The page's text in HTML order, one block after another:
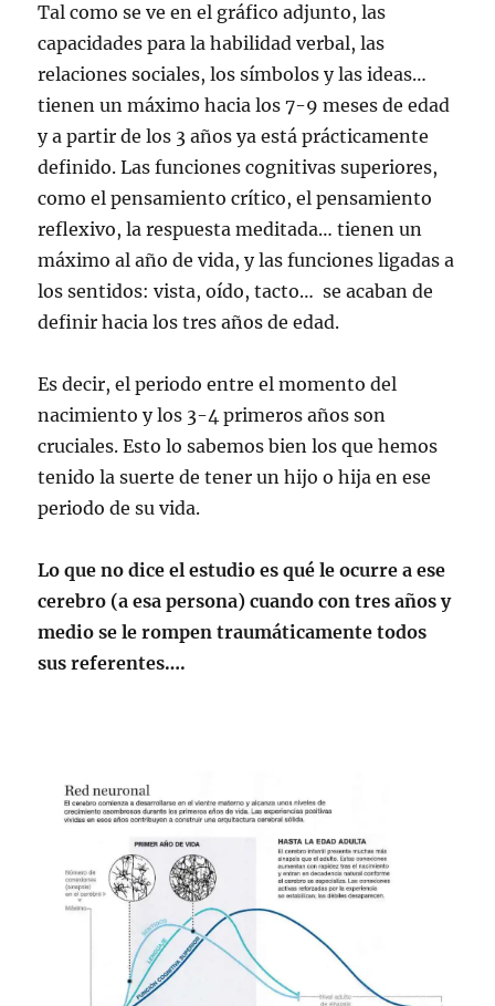
Tal como se ve en el gráfico adjunto, las
capacidades para la habilidad verbal, las
relaciones sociales, los símbolos y las ideas…
tienen un máximo hacia los 7-9 meses de edad
y a partir de los 3 años ya está prácticamente
definido. Las funciones cognitivas superiores,
como el pensamiento crítico, el pensamiento
reflexivo, la respuesta meditada… tienen un
máximo al año de vida, y las funciones ligadas a
los sentidos: vista, oído, tacto… se acaban de
definir hacia los tres años de edad.
Es decir, el periodo entre el momento del
nacimiento y los 3-4 primeros años son
cruciales. Esto lo sabemos bien los que hemos
tenido la suerte de tener un hijo o hija en ese
periodo de su vida.
Lo que no dice el estudio es qué le ocurre a ese
cerebro (a esa persona) cuando con tres años y
medio se le rompen traumáticamente todos
sus referentes….